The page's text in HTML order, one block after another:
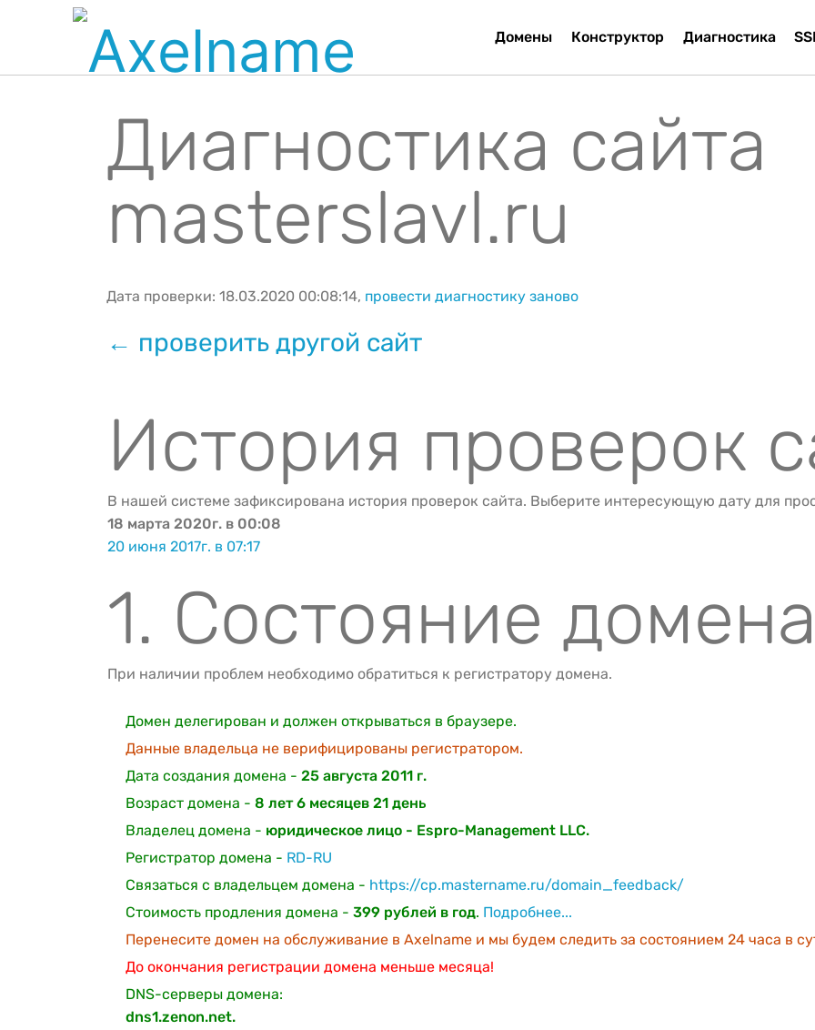
Домены Конструктор Диагностика
Диагностика сайта
masterslavl.ru
Дата проверки: 18.03.2020 00:08:14, провести диагностику заново
← проверить другой сайт
История проверок
В нашей системе зафиксирована история проверок сайта. Выберите интересующую дату для
18 марта 2020г. в 00:08
20 июня 2017г. в 07:17
1. Состояние домена
При наличии проблем необходимо обратиться к регистратору домена.
Домен делегирован и должен открываться в браузере.
Данные владельца не верифицированы регистратором.
Дата создания домена - 25 августа 2011 г.
Возраст домена - 8 лет 6 месяцев 21 день
Владелец домена - юридическое лицо - Espro-Management LLC.
Регистратор домена - RD-RU
Связаться с владельцем домена - https://cp.mastername.ru/domain_feedback/
Стоимость продления домена - 399 рублей в год. Подробнее...
Перенесите домен на обслуживание в Axelname и мы будем следить за состоянием 24 часа в
До окончания регистрации домена меньше месяца!
DNS-серверы домена:
dns1.zenon.net.